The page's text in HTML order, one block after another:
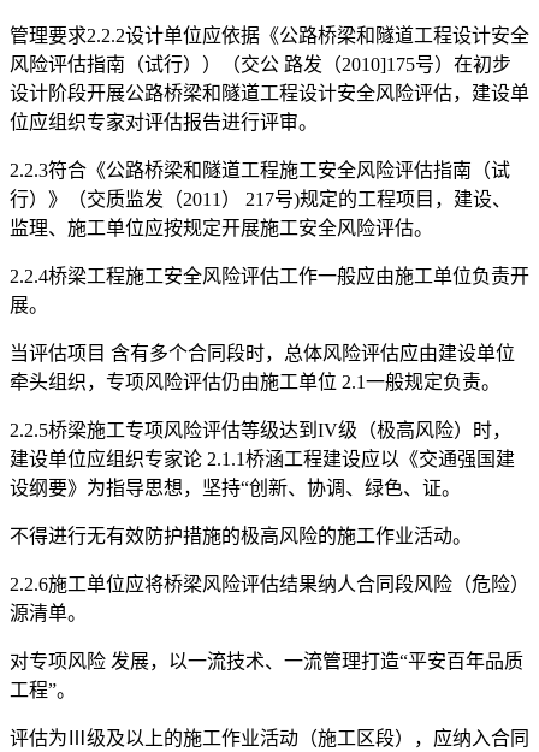
管理要求2.2.2设计单位应依据《公路桥梁和隧道工程设计安全
风险评估指南（试行））（交公 路发（2010]175号）在初步
设计阶段开展公路桥梁和隧道工程设计安全风险评估，建设单
位应组织专家对评估报告进行评审。
2.2.3符合《公路桥梁和隧道工程施工安全风险评估指南（试
行）》（交质监发（2011） 217号)规定的工程项目，建设、
监理、施工单位应按规定开展施工安全风险评估。
2.2.4桥梁工程施工安全风险评估工作一般应由施工单位负责开
展。
当评估项目 含有多个合同段时，总体风险评估应由建设单位
牵头组织，专项风险评估仍由施工单位 2.1一般规定负责。
2.2.5桥梁施工专项风险评估等级达到IV级（极高风险）时，
建设单位应组织专家论 2.1.1桥涵工程建设应以《交通强国建
设纲要》为指导思想，坚持“创新、协调、绿色、证。
不得进行无有效防护措施的极高风险的施工作业活动。
2.2.6施工单位应将桥梁风险评估结果纳人合同段风险（危险）
源清单。
对专项风险 发展，以一流技术、一流管理打造“平安百年品质
工程”。
评估为Ⅲ级及以上的施工作业活动（施工区段），应纳入合同